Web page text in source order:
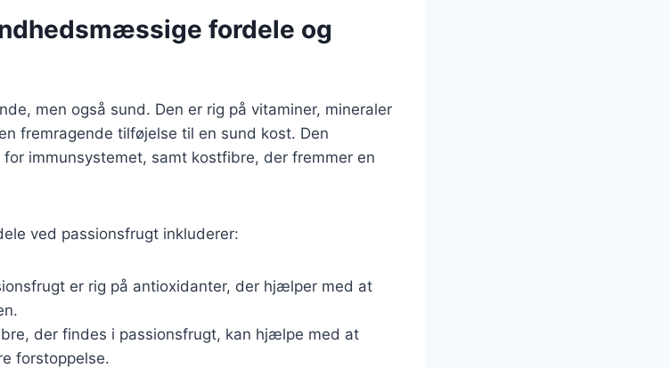
fordele og
men også sund. Den er rig på vitaminer, mineraler
fremragende tilføjelse til en sund kost. Den
immunsystemet, samt kostfibre, der fremmer en
ved passionsfrugt inkluderer:
er rig på antioxidanter, der hjælper med at
der findes i passionsfrugt, kan hjælpe med at
forstoppelse.